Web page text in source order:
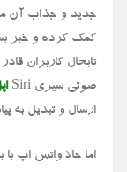
جدید و جذاب آن
کمک کرده و خبر
تابحال کاربران
صوتی سیری Siri
ارسال و تبدیل به